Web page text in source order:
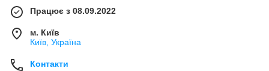
Працює з 08.09.2022
м. Київ
Київ, Україна
Контакти